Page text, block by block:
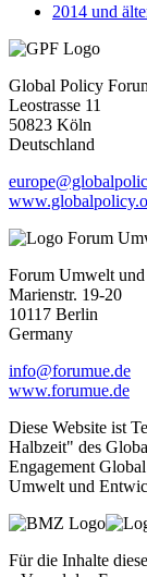
2014 und
Global Policy
Leostrasse 11
50823 Köln
Deutschland
Forum Umwelt
Marienstr. 19-20
10117 Berlin
Germany
info@forumue.de
www.forumue.de
Diese Website ist
Halbzeit" des
Engagement
Umwelt und
Für die Inhalte